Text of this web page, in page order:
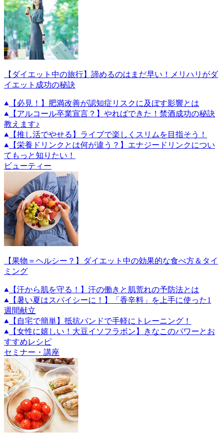
【ダイエット中の旅行】諦めるのはまだ早い！メリハリがダ
イエット成功の秘訣
【必見！】肥満改善が認知症リスクに及ぼす影響とは
【アルコール卒業宣言？】やればできた！禁酒成功の秘訣
教えます♪
【推し活でやせる】ライブで楽しくスリムを目指そう！
【栄養ドリンクとは何が違う？】エナジードリンクについ
てもっと知りたい！
ビューティー
【果物＝ヘルシー？】ダイエット中の効果的な食べ方＆タイ
ミング
【汗から肌を守る！】汗の働きと肌荒れの予防法とは
【暑い夏はスパイシーに！】「香辛料」を上手に使った1
週間献立
【自宅で簡単】抵抗バンドで手軽にトレーニング！
【女性に嬉しい！大豆イソフラボン】きなこのパワーとお
すすめレシピ
セミナー・講座